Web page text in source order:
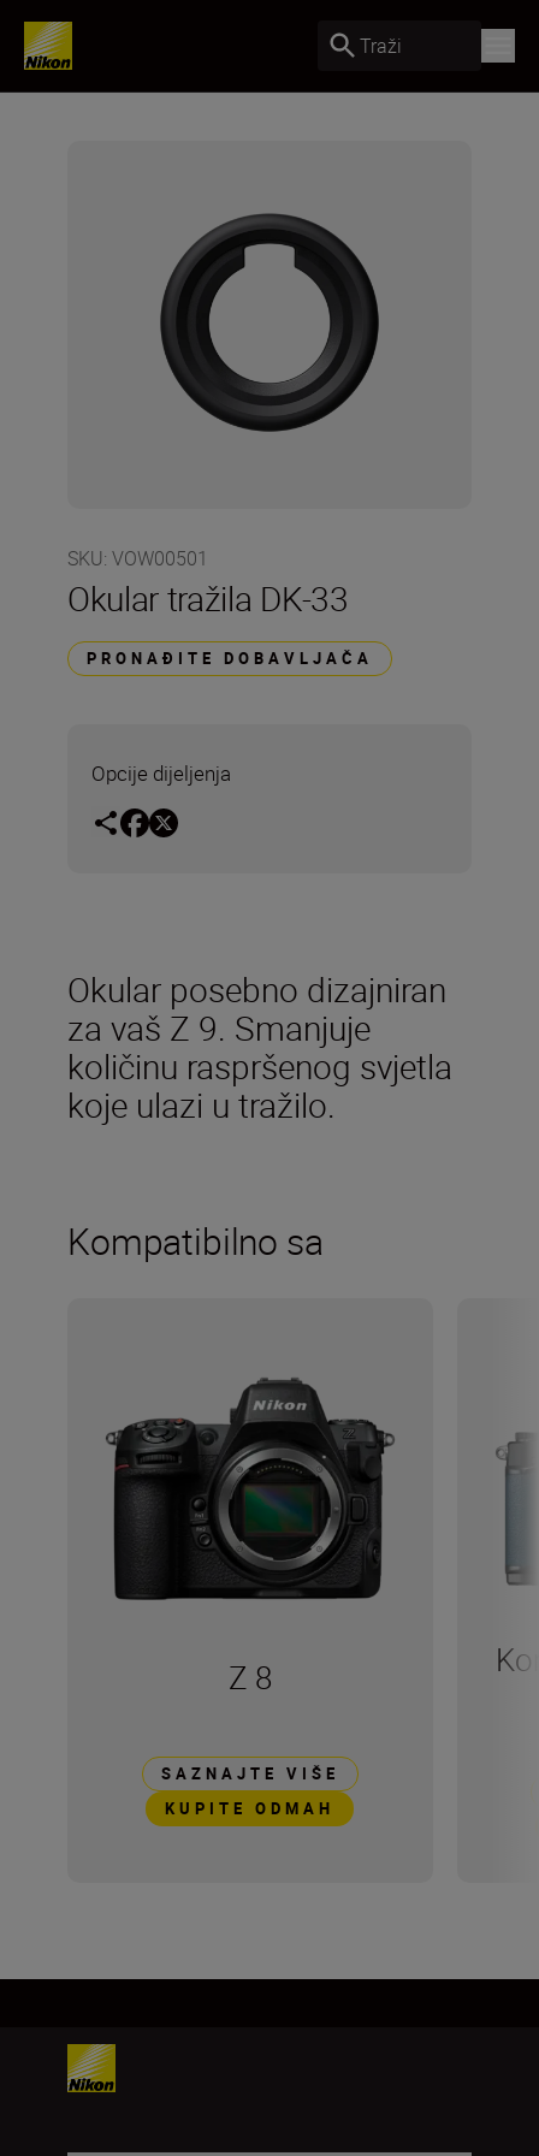
Traži
SKU: VOW00501
Okular tražila DK-33
PRONAĐITE DOBAVLJAČA
Opcije dijeljenja
Okular posebno dizajniran
za vaš Z 9. Smanjuje
količinu raspršenog svjetla
koje ulazi u tražilo.
Kompatibilno sa
Z 8
SAZNAJTE VIŠE
KUPITE ODMAH